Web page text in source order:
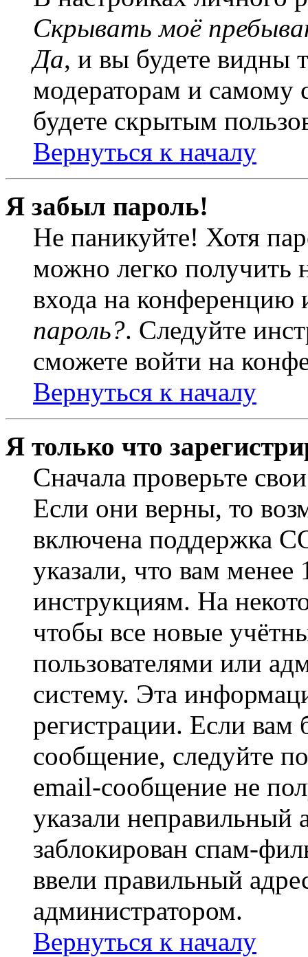
Скрывать моё
Да, и вы будете видны
модераторам и самому
будете скрытым
Вернуться к началу
Я забыл пароль!
Не паникуйте! Хотя
можно легко получить
входа на
пароль?. Следуйте
сможете войти на
Вернуться к началу
Я только что
Сначала проверьте
Если они верны, то
включена поддержка
указали, что вам
инструкциям. На
чтобы все новые
пользователями или
систему. Эта
регистрации. Если
сообщение, следуйте
email-сообщение не
указали неправильный
заблокирован спам-
ввели правильный
администратором.
Вернуться к началу